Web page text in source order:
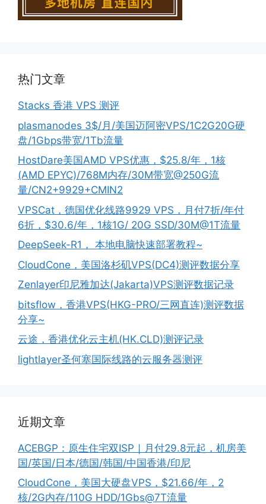
热门文章
Stacks 香港 VPS 测评
plasmanodes 3$/月/美国迈阿密VPS/1C2G20G硬
盘/1Gbps带宽/1Tb流量
HostDare美国AMD VPS优惠，$25.8/年，1核
(AMD EPYC)/768M内存/30M带宽@250G流
量/CN2+9929+CMIN2
VPSCat，德国优化线路9929 VPS，月付7折/年付
6折，$30.6/年，1核1G/ 20G SSD/30M@1T流量
DeepSeek-R1， 本地电脑快速部署教程~
CloudCone，美国洛杉矶VPS(DC4)测评数据分享
Zenlayer印尼雅加达(Jakarta)VPS测评数据记录
bitsflow，香港VPS(HKG-PRO/三网直连)测评数据
分享~
云途，香港优化云主机(HK.CLD)测评记录
lightlayer圣何塞国际线路的云服务器测评
近期文章
ACEBGP：原生住宅双ISP｜月付29.8元起，机房美
国/英国/日本/德国/韩国/中国香港/印尼
CloudCone，美国大硬盘VPS，$21.66/年，2
核/2G内存/110G HDD/1Gbs@7T流量